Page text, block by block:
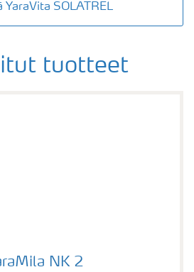
YaraVita SOLATREL
tuotteet
NK 2